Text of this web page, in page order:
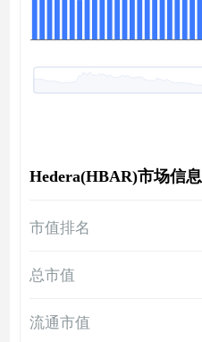
Hedera(HBAR)市场信息
市值排名
总市值
流通市值